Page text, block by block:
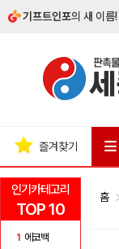
기프트인포의 새 이름!
인기카테고리
TOP 10
1 에코백
즐겨찾기
홈